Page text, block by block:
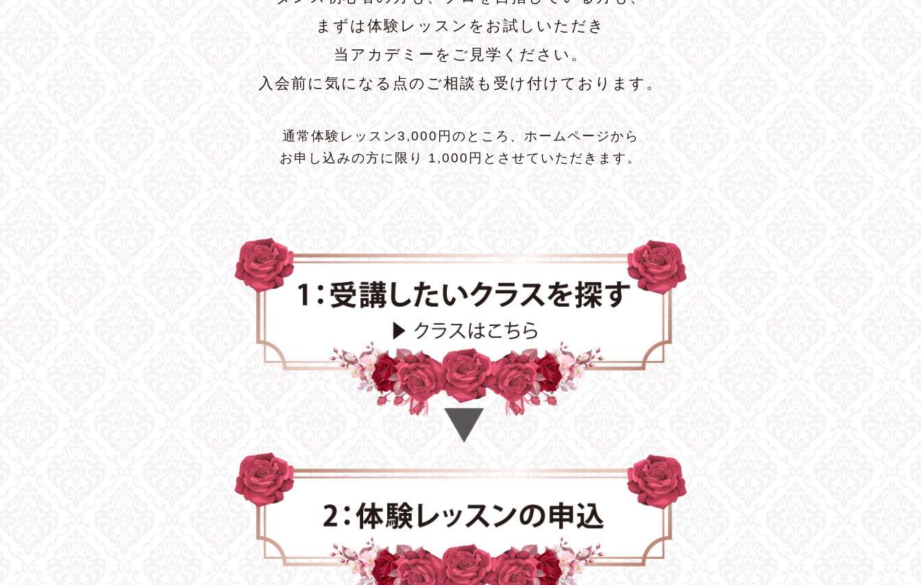
まずは体験レッスンをお試しいただき
当アカデミーをご見学ください。
入会前に気になる点のご相談も受け付けております。
通常体験レッスン3,000円のところ、ホームページから
お申し込みの方に限り 1,000円とさせていただきます。